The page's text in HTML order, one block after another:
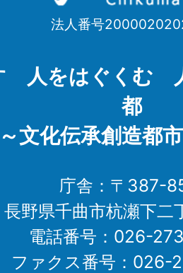
Chikuma
法人番号
人をはぐくむ
都
～文化伝承創造都
庁舎：〒387-
長野県千曲市杭瀬下二
電話番号：026-
ファクス番号：026-